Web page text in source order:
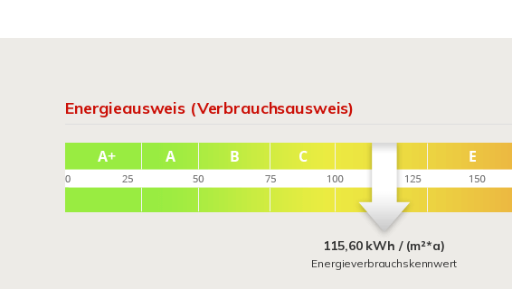
Energieausweis (Verbrauchsausweis)
115,60 kWh / (m²*a)
Energieverbrauchskennwert